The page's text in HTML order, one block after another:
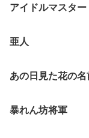
アイドルマスター
亜人
あの日見た花の
暴れん坊将軍